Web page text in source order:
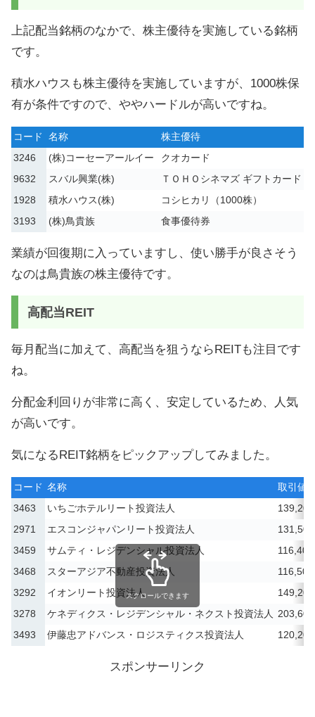
上記配当銘柄のなかで、株主優待を実施している銘柄
です。
積水ハウスも株主優待を実施していますが、1000株保
有が条件ですので、ややハードルが高いですね。
コード 名称
株主優待
3246
(株)コーセーアールイー
クオカード
9632
スバル興業(株)
ＴＯＨＯシネマズ ギフトカード
1928
積水ハウス(株)
コシヒカリ（1000株）
3193
(株)鳥貴族 食事優待券
業績が回復期に入っていますし、使い勝手が良さそう
なのは鳥貴族の株主優待です。
高配当REIT
毎月配当に加えて、高配当を狙うならREITも注目です
ね。
分配金利回りが非常に高く、安定しているため、人気
が高いです。
気になるREIT銘柄をピックアップしてみました。
コード 名称
取引値
3463
いちごホテルリート投資法人
139,200
2971
エスコンジャパンリート投資法人
131,500
3459
サムティ・レジデンシャル投資法人
116,400
3468
スターアジア不動産投資法人
116,500
3292
イオンリート投資法人
149,200
3278
ケネディクス・レジデンシャル・ネクスト投資法人
203,600
3493
伊藤忠アドバンス・ロジスティクス投資法人 120,200
スクロールできます
スポンサーリンク